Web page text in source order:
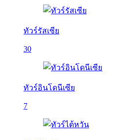
ทัวร์รัสเซีย
30
ทัวร์อินโดนีเซีย
7